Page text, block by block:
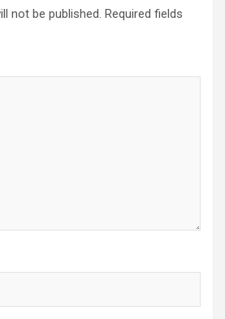
not be published. Required fields